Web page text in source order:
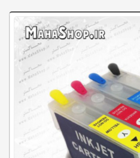
تخفیف‌ها
و
پیشنهادها
تماس